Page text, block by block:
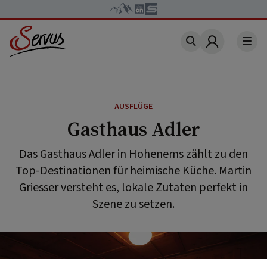
Account
AUSFLÜGE
Gasthaus Adler
Das Gasthaus Adler in Hohenems zählt zu den
Top-Destinationen für heimische Küche. Martin
Griesser versteht es, lokale Zutaten perfekt in
Szene zu setzen.